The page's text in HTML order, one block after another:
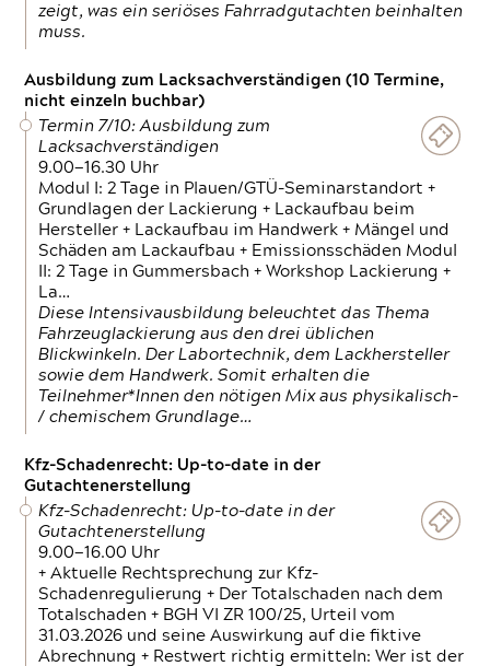
zeigt, was ein seriöses Fahrradgutachten beinhalten
muss.
Ausbildung zum Lacksachverständigen (10 Termine,
nicht einzeln buchbar)
Termin 7/10: Ausbildung zum
Lacksachverständigen
9.00—16.30 Uhr
Modul I: 2 Tage in Plauen/GTÜ-Seminarstandort +
Grundlagen der Lackierung + Lackaufbau beim
Hersteller + Lackaufbau im Handwerk + Mängel und
Schäden am Lackaufbau + Emissionsschäden Modul
II: 2 Tage in Gummersbach + Workshop Lackierung +
La…
Diese Intensivausbildung beleuchtet das Thema
Fahrzeuglackierung aus den drei üblichen
Blickwinkeln. Der Labortechnik, dem Lackhersteller
sowie dem Handwerk. Somit erhalten die
Teilnehmer*Innen den nötigen Mix aus physikalisch-
/ chemischem Grundlage…
Kfz-Schadenrecht: Up-to-date in der
Gutachtenerstellung
Kfz-Schadenrecht: Up-to-date in der
Gutachtenerstellung
9.00—16.00 Uhr
+ Aktuelle Rechtsprechung zur Kfz-
Schadenregulierung + Der Totalschaden nach dem
Totalschaden + BGH VI ZR 100/25, Urteil vom
31.03.2026 und seine Auswirkung auf die fiktive
Abrechnung + Restwert richtig ermitteln: Wer ist der